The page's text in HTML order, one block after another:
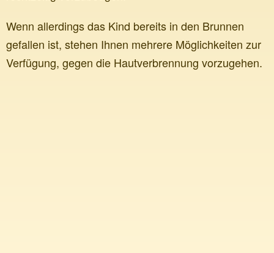
Wenn allerdings das Kind bereits in den Brunnen
gefallen ist, stehen Ihnen mehrere Möglichkeiten zur
Verfügung, gegen die Hautverbrennung vorzugehen.